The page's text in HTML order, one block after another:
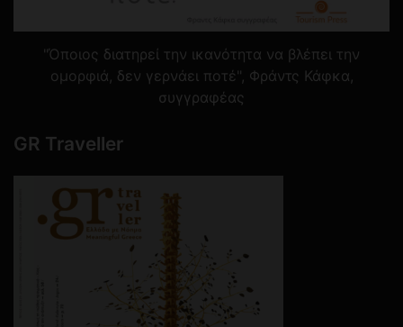
"Όποιος διατηρεί την ικανότητα να βλέπει την
ομορφιά, δεν γερνάει ποτέ", Φράντς Κάφκα,
συγγραφέας
GR Traveller